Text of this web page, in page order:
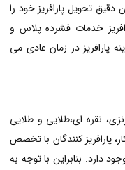
دقیق تحویل پارافریز خود را
خدمات فشرده پلاس و
نسبت به هزینه پارافریز در زمان عادی می
نقره ای،طلایی و طلایی
پارافریز کنندگان با تخصص
دارد. بنابراین با توجه به